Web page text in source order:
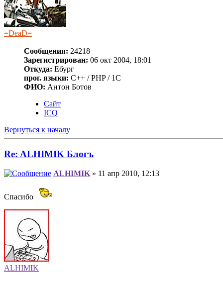
=DeaD=
Сообщения: 24218
Зарегистрирован: 06 окт 2004, 18:01
Откуда: Ебург
прог. языки: C++ / PHP / 1C
ФИО: Антон Ботов
Сайт
ICQ
Вернуться к началу
Re: ALHIMIK Блогъ
ALHIMIK » 11 апр 2010, 12:13
Спасибо
ALHIMIK